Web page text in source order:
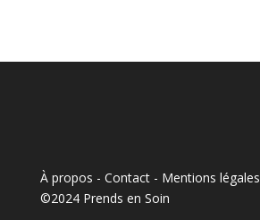
À propos - Contact- Mentions légales
©2024 Prends en Soin